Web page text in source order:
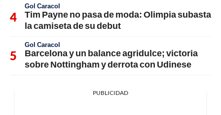
Gol Caracol
Tim Payne no pasa de moda: Olimpia subasta
la camiseta de su debut
Gol Caracol
Barcelona y un balance agridulce; victoria
sobre Nottingham y derrota con Udinese
PUBLICIDAD